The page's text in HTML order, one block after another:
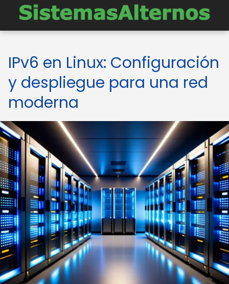
IPv6 en Linux: Configuración
y despliegue para una red
moderna